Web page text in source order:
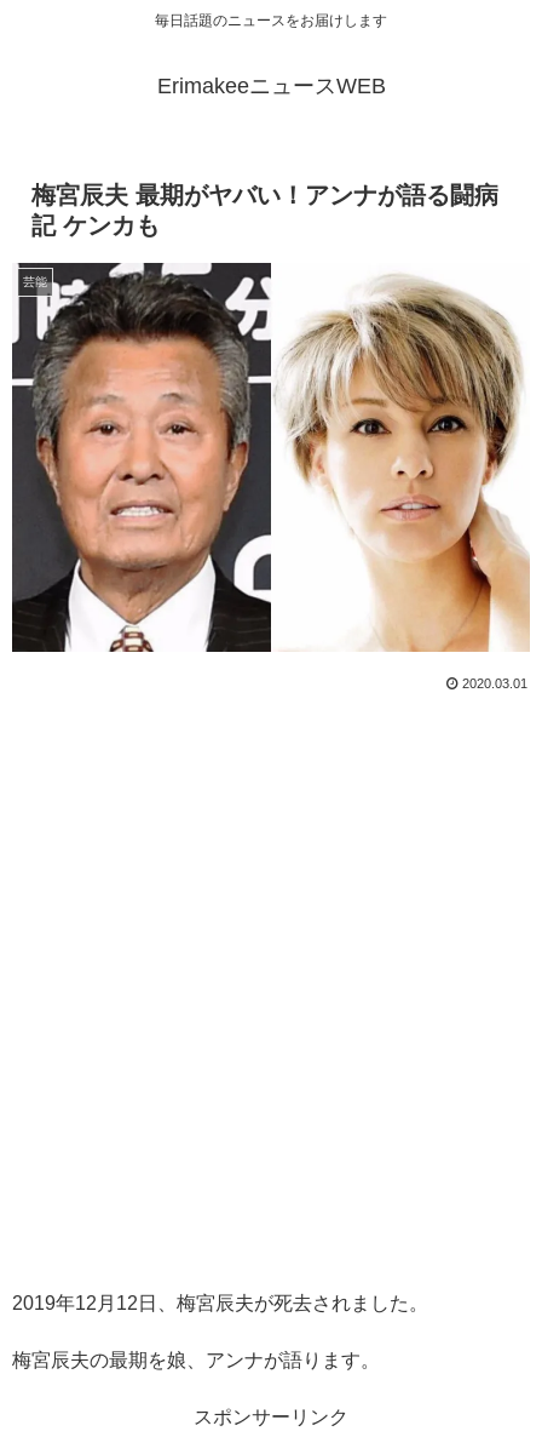
毎日話題のニュースをお届けします
ErimakeeニュースWEB
梅宮辰夫 最期がヤバい！アンナが語る闘病
記 ケンカも
芸能
2020.03.01
2019年12月12日、梅宮辰夫が死去されました。
梅宮辰夫の最期を娘、アンナが語ります。
スポンサーリンク